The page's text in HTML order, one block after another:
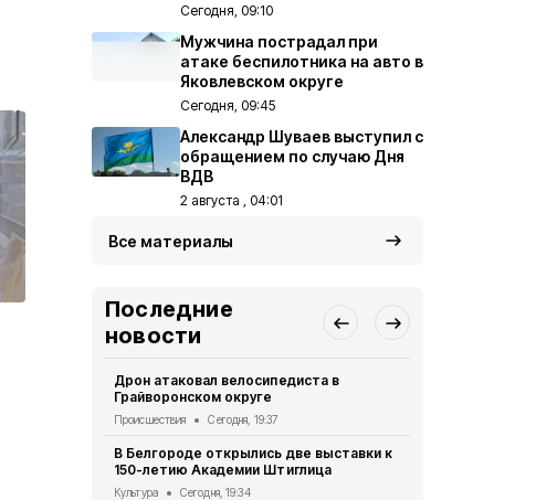
Сегодня, 09:10
Мужчина пострадал при
атаке беспилотника на авто в
Яковлевском округе
Сегодня, 09:45
Александр Шуваев выступил с
обращением по случаю Дня
ВДВ
2 августа , 04:01
Все материалы
Последние
новости
Дрон атаковал велосипедиста в
Грайворонском округе
Происшествия Сегодня, 19:37
В Белгороде открылись две выставки к
150-летию Академии Штиглица
Культура Сегодня, 19:34